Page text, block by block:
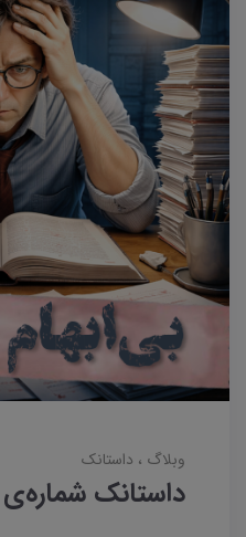
وبلاگ داستانک‌
داستانک شماره‌ی ۳۹ | بی‌ابهام